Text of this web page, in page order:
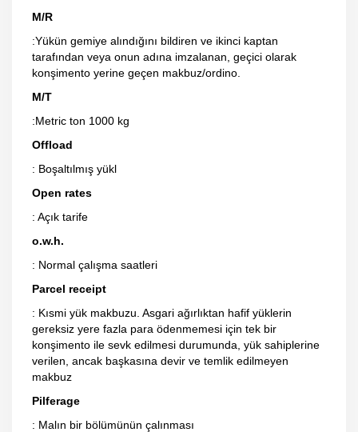
M/R
:Yükün gemiye alındığını bildiren ve ikinci kaptan
tarafından veya onun adına imzalanan, geçici olarak
konşimento yerine geçen makbuz/ordino.
M/T
:Metric ton 1000 kg
Offload
: Boşaltılmış yükl
Open rates
: Açık tarife
o.w.h.
: Normal çalışma saatleri
Parcel receipt
: Kısmi yük makbuzu. Asgari ağırlıktan hafif yüklerin
gereksiz yere fazla para ödenmemesi için tek bir
konşimento ile sevk edilmesi durumunda, yük sahiplerine
verilen, ancak başkasına devir ve temlik edilmeyen
makbuz
Pilferage
: Malın bir bölümünün çalınması